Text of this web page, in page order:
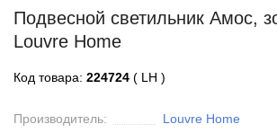
Подвесной светильник Амос,
Louvre Home
Код товара: 224724 ( LH )
Производитель:
Louvre Home